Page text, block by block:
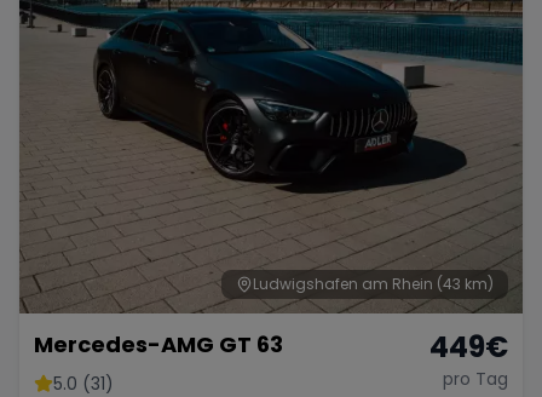
Ludwigshafen am Rhein (43 km)
Mercedes-AMG GT 63
5.0 (31)
449€
pro Tag